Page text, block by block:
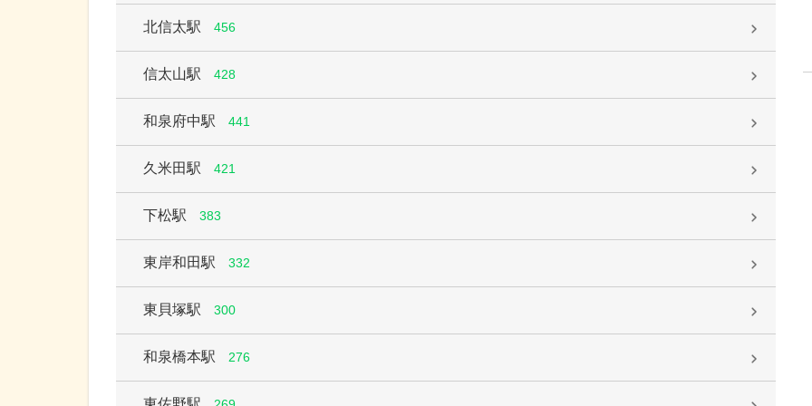
北信太駅 456
信太山駅 428
和泉府中駅 441
久米田駅 421
下松駅 383
東岸和田駅 332
東貝塚駅 300
和泉橋本駅 276